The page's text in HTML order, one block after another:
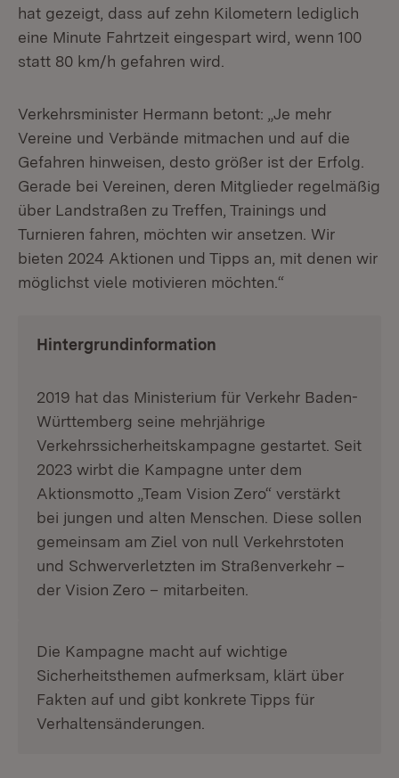
hat gezeigt, dass auf zehn Kilometern lediglich
eine Minute Fahrtzeit eingespart wird, wenn 100
statt 80 km/h gefahren wird.
Verkehrsminister Hermann betont: „Je mehr
Vereine und Verbände mitmachen und auf die
Gefahren hinweisen, desto größer ist der Erfolg.
Gerade bei Vereinen, deren Mitglieder regelmäßig
über Landstraßen zu Treffen, Trainings und
Turnieren fahren, möchten wir ansetzen. Wir
bieten 2024 Aktionen und Tipps an, mit denen wir
möglichst viele motivieren möchten.“
Hintergrundinformation
2019 hat das Ministerium für Verkehr Baden-
Württemberg seine mehrjährige
Verkehrssicherheitskampagne gestartet. Seit
2023 wirbt die Kampagne unter dem
Aktionsmotto „Team Vision Zero“ verstärkt
bei jungen und alten Menschen. Diese sollen
gemeinsam am Ziel von null Verkehrstoten
und Schwerverletzten im Straßenverkehr –
der Vision Zero – mitarbeiten.
Die Kampagne macht auf wichtige
Sicherheitsthemen aufmerksam, klärt über
Fakten auf und gibt konkrete Tipps für
Verhaltensänderungen.